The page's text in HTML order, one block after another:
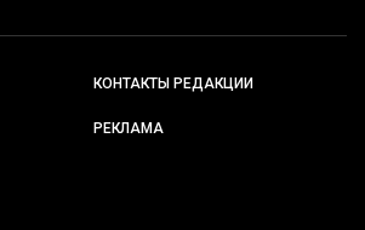
КОНТАКТЫ РЕДАКЦИИ
РЕКЛАМА